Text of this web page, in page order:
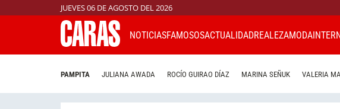
JUEVES 06 DE AGOSTO DEL 2026
NOTICIASFAMOSOSACTUALIDADREALEZAMODA
PAMPITA JULIANA AWADA ROCÍO GUIRAO DÍAZ MARINA SEÑUK VALERIA